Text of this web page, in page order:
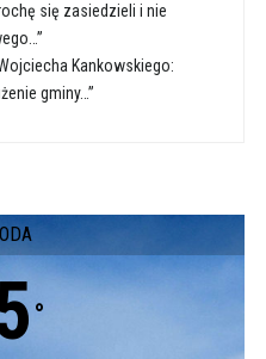
się zasiedzieli i nie
Kankowskiego:
gminy…”
°